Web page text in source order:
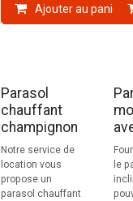
Ajouter au panier
Parasol
chauffant
champignon
Notre service de
location vous
propose un
parasol chauffant
le